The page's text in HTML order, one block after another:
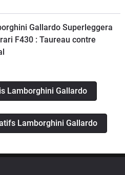
Gallardo Superleggera
F430 : Taureau contre
Lamborghini Gallardo
Lamborghini Gallardo